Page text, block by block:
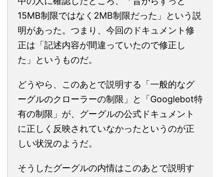
15MB制限ではなく2MB制限だった」という説
明があった。つまり、今回のドキュメント修
正は「記述内容が間違っていたので修正し
た」というものだ。
どうやら、このあとで説明する「一般的なグ
ーグルのクローラーの制限」と「Googlebot特
有の制限」が、グーグルの公式ドキュメント
に正しく反映されていなかったというのが正
しい状況のようだ。
そうしたグーグルの内情はこのあとで説明す